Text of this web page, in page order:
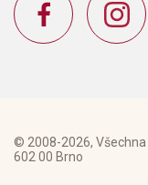
© 2008-2026,
602 00 Brno